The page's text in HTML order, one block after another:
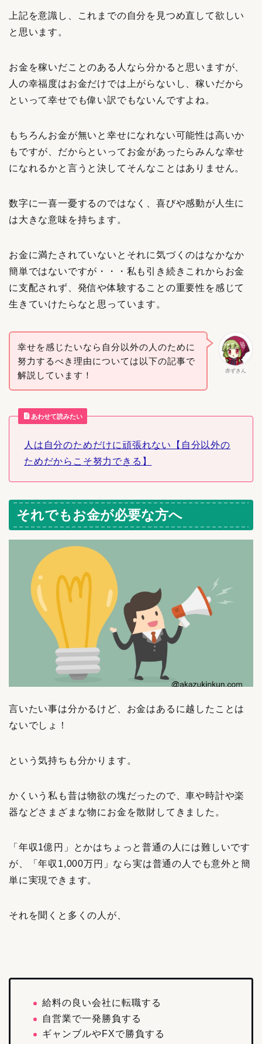
上記を意識し、これまでの自分を見つめ直して欲しい
と思います。
お金を稼いだことのある人なら分かると思いますが、
人の幸福度はお金だけでは上がらないし、稼いだから
といって幸せでも偉い訳でもないんですよね。
もちろんお金が無いと幸せになれない可能性は高いか
もですが、だからといってお金があったらみんな幸せ
になれるかと言うと決してそんなことはありません。
数字に一喜一憂するのではなく、喜びや感動が人生に
は大きな意味を持ちます。
お金に満たされていないとそれに気づくのはなかなか
簡単ではないですが・・・私も引き続きこれからお金
に支配されず、発信や体験することの重要性を感じて
生きていけたらなと思っています。
赤ずきん
幸せを感じたいなら自分以外の人のために
努力するべき理由については以下の記事で
解説しています！
あわせて読みたい
人は自分のためだけに頑張れない【自分以外の
ためだからこそ努力できる】
それでもお金が必要な方へ
言いたい事は分かるけど、お金はあるに越したことは
ないでしょ！
という気持ちも分かります。
かくいう私も昔は物欲の塊だったので、車や時計や楽
器などさまざまな物にお金を散財してきました。
「年収1億円」とかはちょっと普通の人には難しいです
が、「年収1,000万円」なら実は普通の人でも意外と簡
単に実現できます。
それを聞くと多くの人が、
給料の良い会社に転職する
自営業で一発勝負する
ギャンブルやFXで勝負する